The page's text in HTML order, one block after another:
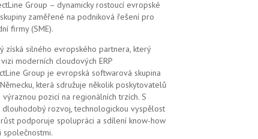
Group – dynamicky rostoucí evropské
zaměřené na podniková řešení pro
firmy (SME).
získá silného evropského partnera, který
moderních cloudových ERP
Group je evropská softwarová skupina
která sdružuje několik poskytovatelů
výraznou pozicí na regionálních trzích. S
dlouhodobý rozvoj, technologickou vyspělost
podporuje spolupráci a sdílení know-how
společnostmi.